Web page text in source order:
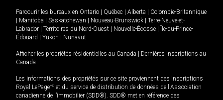
Parcourir les bureaux en Ontario Québec Alberta
Colombie-Britannique
Manitoba Saskatchewan Nouveau-Brunswick
Terre-Neuve-et-
Labrador
Territoires du Nord-Ouest Nouvelle-Écosse
Île-du-Prince-
Édouard
Yukon Nunavut
Afficher les propriétés résidentielles au Canada
Dernières inscriptions au
Canada
Les informations des propriétés sur ce site proviennent des inscriptions
Royal LePageMD et du service de distribution de données de l'Association
canadienne de l’immobilier (SDD®). SDD® met en référence des